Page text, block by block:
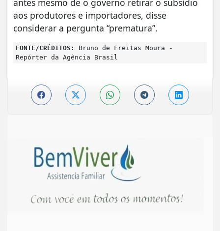
aos produtores e importadores, disse
considerar a pergunta “prematura”.
FONTE/CRÉDITOS:
Bruno de Freitas Moura -
Repórter da Agência Brasil